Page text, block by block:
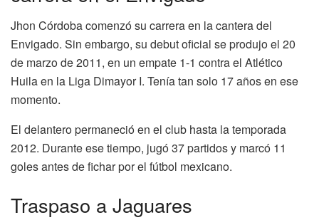
Jhon Córdoba comenzó su carrera en la cantera del
Envigado. Sin embargo, su debut oficial se produjo el 20
de marzo de 2011, en un empate 1-1 contra el Atlético
Huila en la Liga Dimayor I. Tenía tan solo 17 años en ese
momento.
El delantero permaneció en el club hasta la temporada
2012. Durante ese tiempo, jugó 37 partidos y marcó 11
goles antes de fichar por el fútbol mexicano.
Traspaso a Jaguares